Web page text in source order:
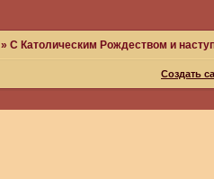
»С Католическим Рождеством и
Создать